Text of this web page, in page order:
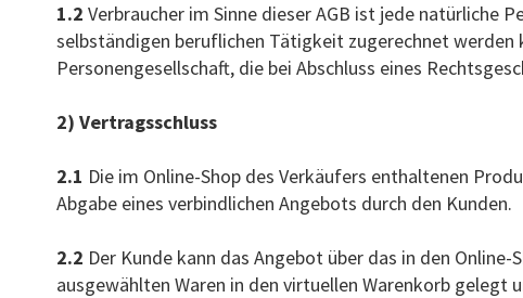
1.2 Verbraucher im Sinne dieser AGB ist jede natürliche
selbständigen beruflichen Tätigkeit zugerechnet
Personengesellschaft, die bei Abschluss eines
2) Vertragsschluss
2.1 Die im Online-Shop des Verkäufers enthaltenen
Abgabe eines verbindlichen Angebots durch den Kunden.
2.2 Der Kunde kann das Angebot über das in den
ausgewählten Waren in den virtuellen Warenkorb